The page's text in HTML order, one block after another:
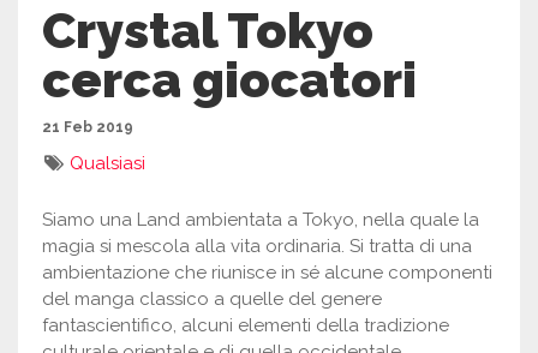
Crystal Tokyo
cerca giocatori
21 Feb 2019
Qualsiasi
Siamo una Land ambientata a Tokyo, nella quale la
magia si mescola alla vita ordinaria. Si tratta di una
ambientazione che riunisce in sé alcune componenti
del manga classico a quelle del genere
fantascientifico, alcuni elementi della tradizione